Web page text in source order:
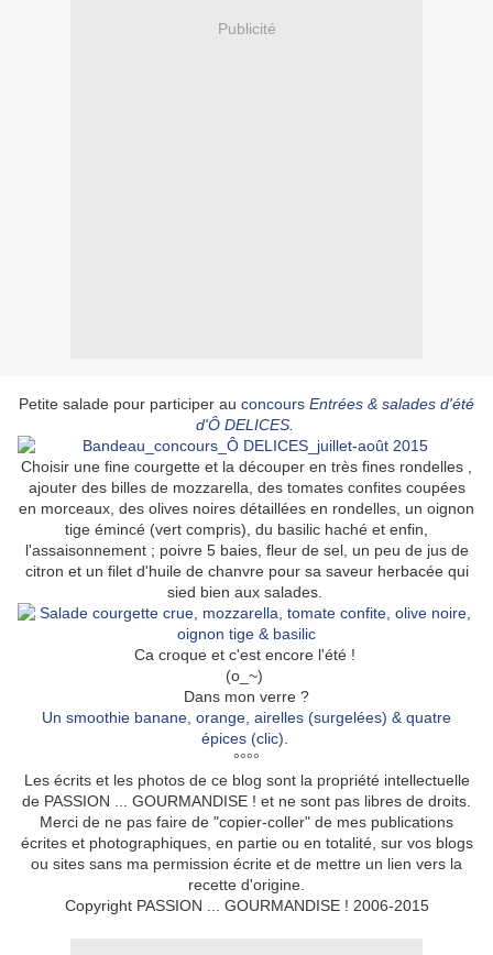
Publicité
Petite salade pour participer au concours Entrées & salades d'été
d'Ô DELICES.
Choisir une fine courgette et la découper en très fines rondelles ,
ajouter des billes de mozzarella, des tomates confites coupées
en morceaux, des olives noires détaillées en rondelles, un oignon
tige émincé (vert compris), du basilic haché et enfin,
l'assaisonnement ; poivre 5 baies, fleur de sel, un peu de jus de
citron et un filet d'huile de chanvre pour sa saveur herbacée qui
sied bien aux salades.
Ca croque et c'est encore l'été !
(o_~)
Dans mon verre ?
Un smoothie banane, orange, airelles (surgelées) & quatre
épices (clic)
°°°°
Les écrits et les photos de ce blog sont la propriété intellectuelle
de PASSION ... GOURMANDISE ! et ne sont pas libres de droits.
Merci de ne pas faire de "copier-coller" de mes publications
écrites et photographiques, en partie ou en totalité, sur vos blogs
ou sites sans ma permission écrite et de mettre un lien vers la
recette d'origine.
Copyright PASSION ... GOURMANDISE ! 2006-2015